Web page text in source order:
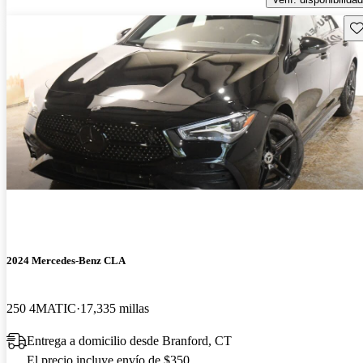
2024 Mercedes-Benz CLA
250 4MATIC 17,335 millas
Entrega a domicilio desde Branford, CT